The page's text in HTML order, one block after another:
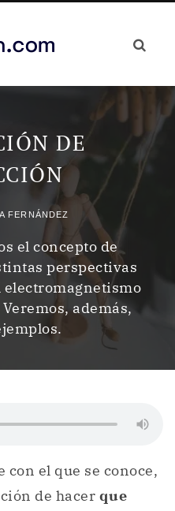
DE
FERNÁNDEZ
el concepto de
perspectivas
además,
el que se conoce,
de hacer que